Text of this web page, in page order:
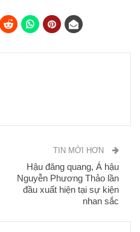
TIN MỚI HƠN
Hậu đăng quang, Á hậu
Nguyễn Phương Thảo lần
đầu xuất hiện tại sự kiện
nhan sắc